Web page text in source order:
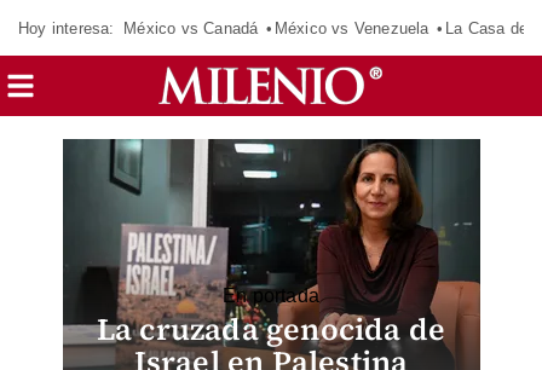
Hoy interesa: México vs Canadá México vs Venezuela La Casa de
La cruzada genocida de
Israel en Palestina
En portada